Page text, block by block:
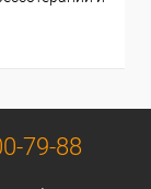
79-88